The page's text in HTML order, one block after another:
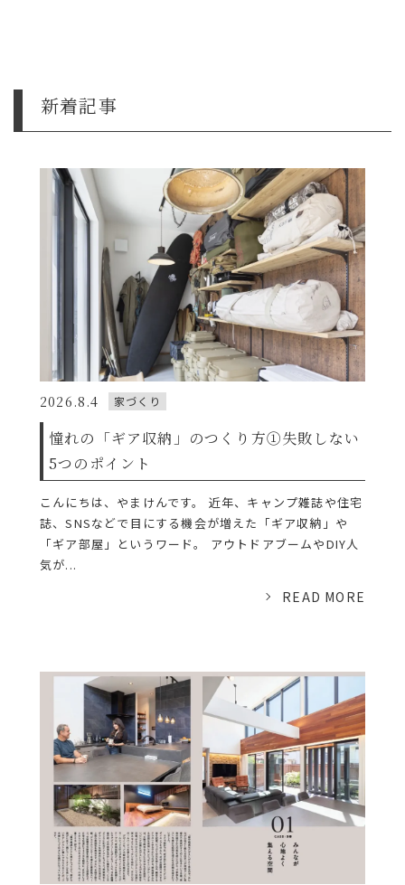
新着記事
2026.8.4 家づくり
憧れの「ギア収納」のつくり方①失敗しない
5つのポイント
こんにちは、やまけんです。 近年、キャンプ雑誌や住宅
誌、SNSなどで目にする機会が増えた「ギア収納」や
「ギア部屋」というワード。 アウトドアブームやDIY人
気が...
READ MORE